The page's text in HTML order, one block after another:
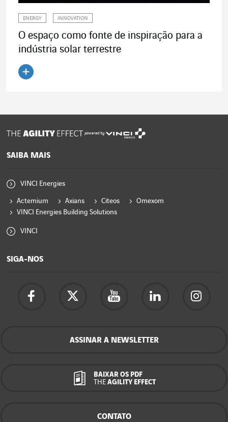
ENERGY INNOVATION
O espaço como fonte de inspiração para a
indústria solar terrestre
powered by
SAIBA MAIS
VINCI Energies
Actemium Axians Citeos
Omexom
VINCI Energies Building Solutions
VINCI
SIGA-NOS
ASSINAR A NEWSLETTER
BAIXAR OS PDF
THE AGILITY EFFECT
CONTATO